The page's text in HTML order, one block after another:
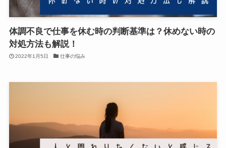
体調不良で仕事を休む時の判断基準は？休めない時の
対処方法も解説！
2022年1月5日 仕事の悩み